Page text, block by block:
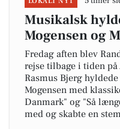
Musikalsk
Mogensen og
Fredag aften blev
rejse tilbage i tiden
Rasmus Bjerg
Mogensen med
Danmark" og "Så
med og skabte en